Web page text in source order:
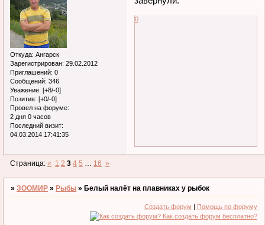
Откуда: Ангарск
Зарегистрирован: 29.02.2012
Приглашений: 0
Сообщений: 346
Уважение: [+8/-0]
Позитив: [+0/-0]
Провел на форуме:
2 дня 0 часов
Последний визит:
04.03.2014 17:41:35
0
Страница:« 1 2 3 4 5 … 16 »
»ЗООМИР »Рыбы »Белый налёт на плавниках у рыбок
Создать форум | Помощь по форуму